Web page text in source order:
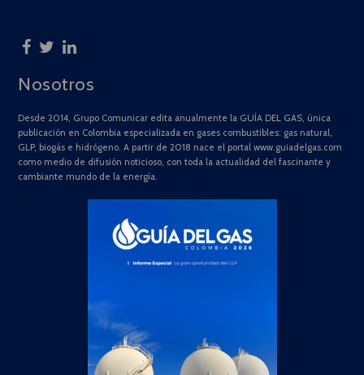
Nosotros
Desde 2014, Grupo Comunicar edita anualmente la GUÍA DEL GAS, única
publicación en Colombia especializada en gases combustibles: gas natural,
GLP, biogás e hidrógeno. A partir de 2018 nace el portal www.guiadelgas.com
como medio de difusión noticioso, con toda la actualidad del fascinante y
cambiante mundo de la energía.